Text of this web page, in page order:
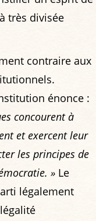
très divisée
contraire aux
énonce :
concourent à
et exercent leur
les principes de
» Le
légalement